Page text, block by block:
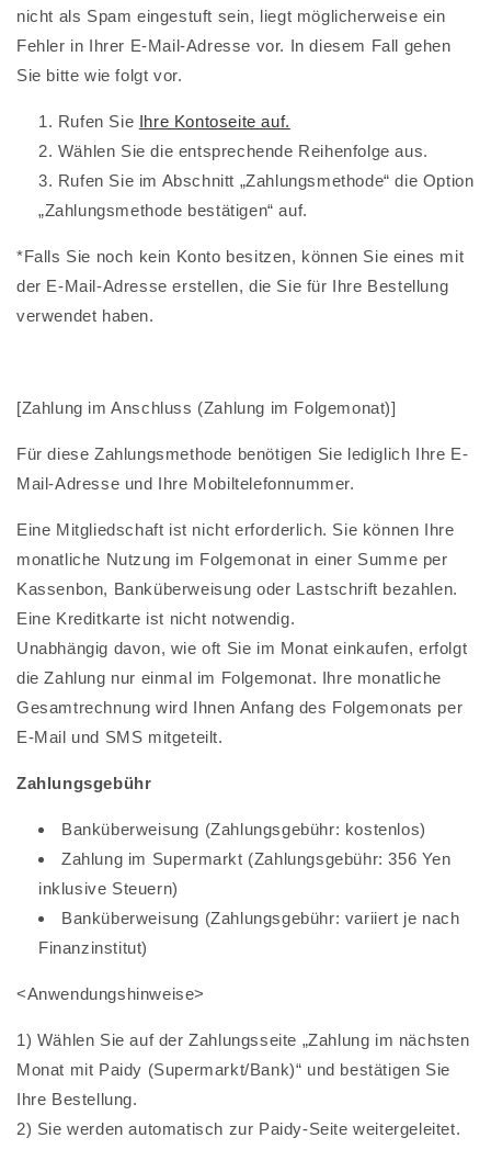
nicht als Spam eingestuft sein, liegt möglicherweise ein
Fehler in Ihrer E-Mail-Adresse vor. In diesem Fall gehen
Sie bitte wie folgt vor.
Rufen Sie
Ihre Kontoseite auf.
Wählen Sie die entsprechende Reihenfolge aus.
Rufen Sie im Abschnitt „Zahlungsmethode“ die Option
„Zahlungsmethode bestätigen“ auf.
*Falls Sie noch kein Konto besitzen, können Sie eines mit
der E-Mail-Adresse erstellen, die Sie für Ihre Bestellung
verwendet haben.
[Zahlung im Anschluss (Zahlung im Folgemonat)]
Für diese Zahlungsmethode benötigen Sie lediglich Ihre E-
Mail-Adresse und Ihre Mobiltelefonnummer.
Eine Mitgliedschaft ist nicht erforderlich. Sie können Ihre
monatliche Nutzung im Folgemonat in einer Summe per
Kassenbon, Banküberweisung oder Lastschrift bezahlen.
Eine Kreditkarte ist nicht notwendig.
Unabhängig davon, wie oft Sie im Monat einkaufen, erfolgt
die Zahlung nur einmal im Folgemonat. Ihre monatliche
Gesamtrechnung wird Ihnen Anfang des Folgemonats per
E-Mail und SMS mitgeteilt.
Zahlungsgebühr
Banküberweisung (Zahlungsgebühr: kostenlos)
Zahlung im Supermarkt (Zahlungsgebühr: 356 Yen
inklusive Steuern)
Banküberweisung (Zahlungsgebühr: variiert je nach
Finanzinstitut)
<Anwendungshinweise>
1) Wählen Sie auf der Zahlungsseite „Zahlung im nächsten
Monat mit Paidy (Supermarkt/Bank)“ und bestätigen Sie
Ihre Bestellung.
2) Sie werden automatisch zur Paidy-Seite weitergeleitet.